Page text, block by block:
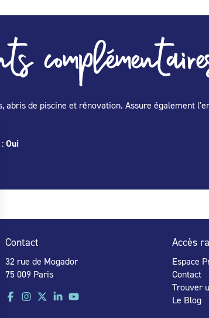
abris de piscine et rénovation. Assure également
Oui
Contact
32 rue de Mogador
75 009 Paris
Accès
Espace
Contact
Trouver
Le Blog